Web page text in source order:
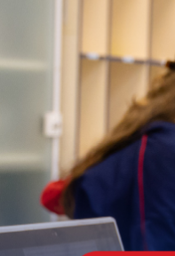
dias
School